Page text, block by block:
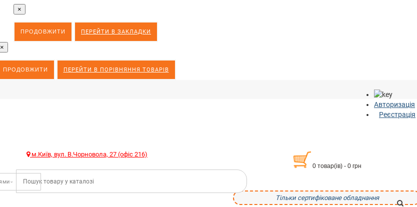
×
ПРОДОВЖИТИ ПЕРЕЙТИ В ЗАКЛАДКИ
×
ПРОДОВЖИТИ ПЕРЕЙТИ В ПОРІВНЯННЯ ТОВАРІВ
Авторизація
Реєстрація
м.Київ, вул. В.Чорновола, 27 (офіс 216)
0 товар(ів) - 0 грн
Тільки сертифіковане обладнання